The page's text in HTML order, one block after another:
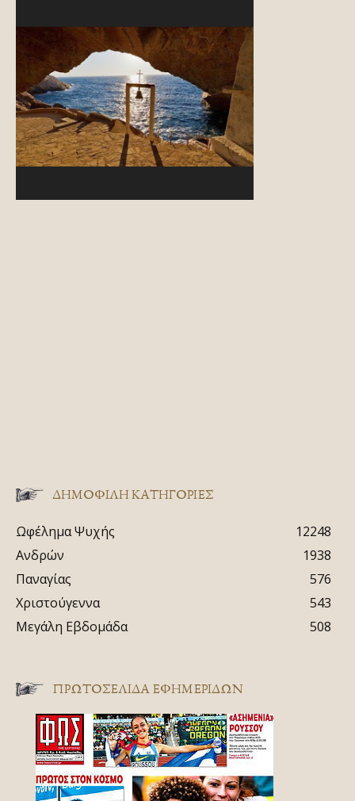
ΔΗΜΟΦΙΛΗ ΚΑΤΗΓΟΡΙΕΣ
Ωφέλημα Ψυχής
12248
Ανδρών
1938
Παναγίας
576
Χριστούγεννα
543
Μεγάλη Εβδομάδα
508
ΠΡΩΤΟΣΈΛΙΔΑ ΕΦΗΜΕΡΊΔΩΝ